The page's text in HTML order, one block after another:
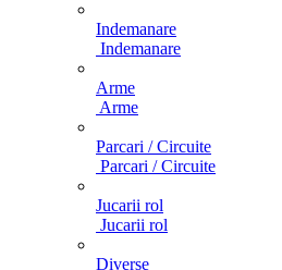
Indemanare
Indemanare
Arme
Arme
Parcari / Circuite
Parcari / Circuite
Jucarii rol
Jucarii rol
Diverse